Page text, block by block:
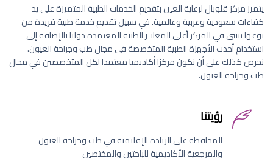
يتميز مركز قلوبال لرعاية العين بتقديم الخدمات الطبية المتميزة على يد
كفاءات سعودية وعربية وعالمية. في سبيل تقديم خدمة طبية فريدة من
نوعها نتبنى في المركز أعلى المعايير الطبية المعتمدة دوليا بالإضافة إلى
استخدام أحدث الأجهزة الطبية المتخصصة في مجال طب وجراحة العيون.
نحرص كذلك على أن نكون مركزا أكاديميا معتمدا لكل المتخصصين في مجال
طب وجراحة العيون.
رؤيتنا
المحافظة على الريادة الإقليمية في طب وجراحة العيون
والمرجعية الأكاديمية للباحثين والمختصين